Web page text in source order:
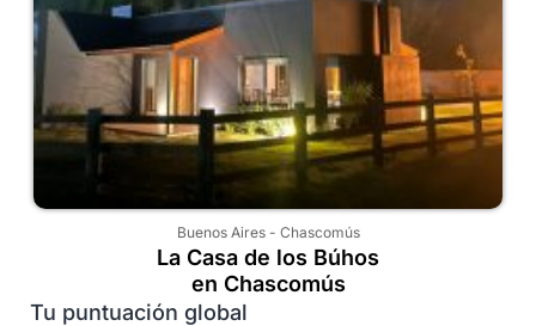
Buenos Aires- Chascomús
La Casa de los Búhos
en Chascomús
Tu puntuación global